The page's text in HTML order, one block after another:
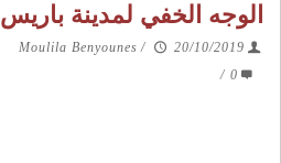
الوجه الخفي لمدينة باريس
Moulila Benyounes /
20/10/2019
0
/